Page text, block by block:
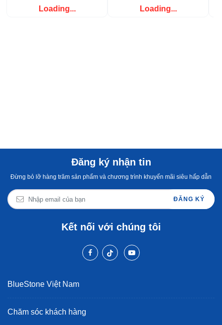
Loading... Loading...
Đăng ký nhận tin
Đừng bỏ lỡ hàng trăm sản phẩm và chương trình khuyến mãi siêu hấp dẫn
ĐĂNG KÝ
Kết nối với chúng tôi
BlueStone Việt Nam
Chăm sóc khách hàng